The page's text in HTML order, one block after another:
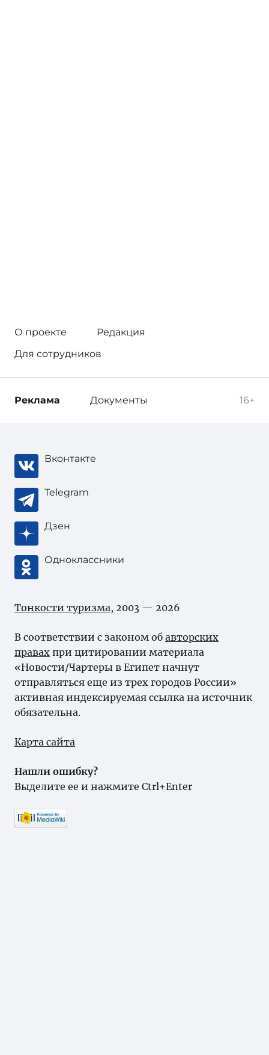
О проекте
Редакция
Для сотрудников
16+
Реклама Документы
Вконтакте
Telegram
Дзен
Одноклассники
Тонкости туризма, 2003 — 2026
В соответствии с законом об авторских
правах при цитировании материала
«Новости/Чартеры в Египет начнут
отправляться еще из трех городов России»
активная индексируемая ссылка на источник
обязательна.
Карта сайта
Нашли ошибку?
Выделите ее и нажмите Ctrl+Enter